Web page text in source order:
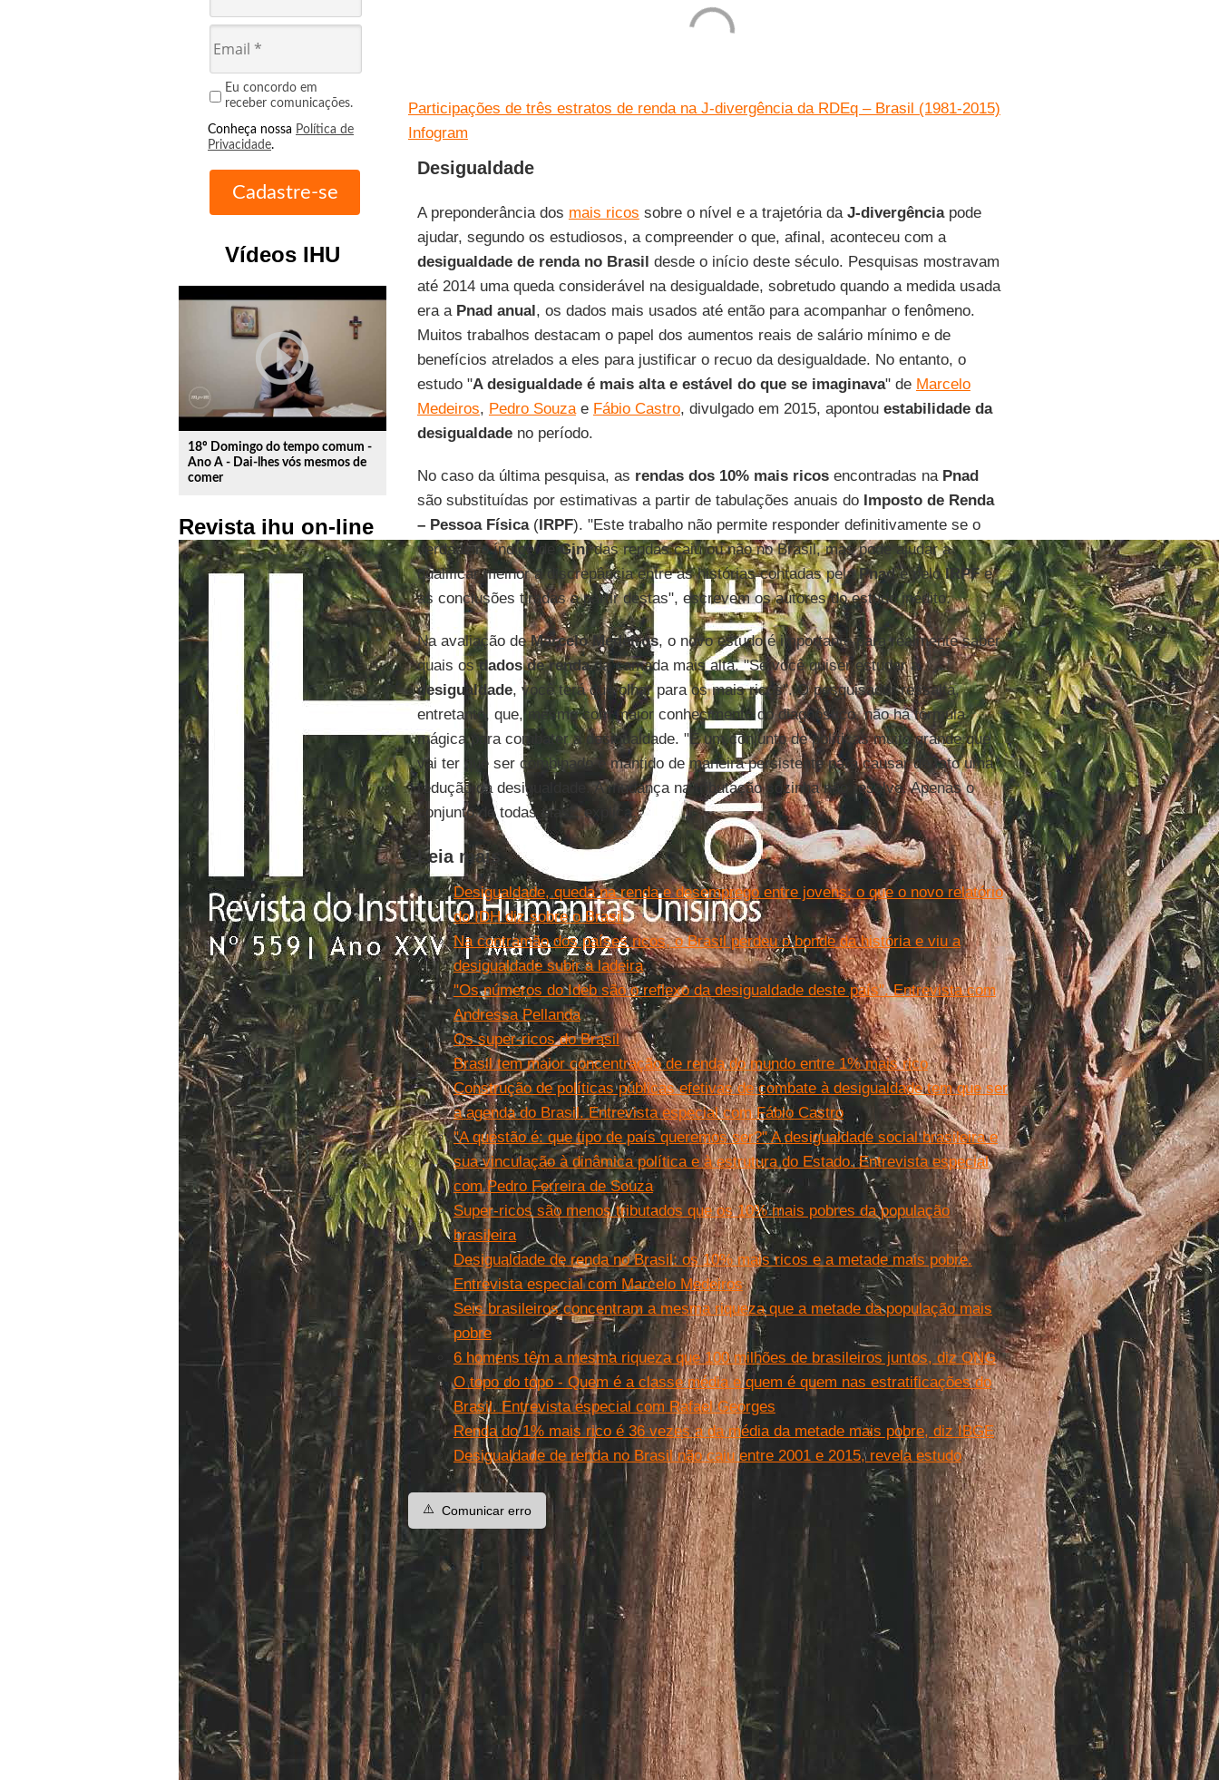
Eu concordo em
receber comunicações.
Conheça nossa Política de
Privacidade.
Vídeos IHU
play_circle_outline
18º Domingo do tempo comum -
Ano A - Dai-lhes vós mesmos de
comer
Revista ihu on-line
Participações de três estratos de renda na J-divergência da RDEq – Brasil (1981-2015)
Infogram
Desigualdade
A preponderância dos mais ricos sobre o nível e a trajetória da J-divergênciapode
ajudar, segundo os estudiosos, a compreender o que, afinal, aconteceu com a
desigualdade de renda no Brasil desde o início deste século. Pesquisas mostravam
até 2014 uma queda considerável na desigualdade, sobretudo quando a medida usada
era a Pnad anual, os dados mais usados até então para acompanhar o fenômeno.
Muitos trabalhos destacam o papel dos aumentos reais de salário mínimo e de
benefícios atrelados a eles para justificar o recuo da desigualdade. No entanto, o
estudo "A desigualdade é mais alta e estável do que se imaginava" de Marcelo
Medeiros, Pedro Souzae Fábio Castro, divulgado em 2015, apontou estabilidade da
desigualdadeno período.
No caso da última pesquisa, as rendas dos 10% mais ricosencontradas na Pnad
são substituídas por estimativas a partir de tabulações anuais do Imposto de Renda
– Pessoa Física(IRPF). "Este trabalho não permite responder definitivamente se o
verdadeiro índice deGinidas rendas caiu ou não no Brasil, mas pode ajudar a
qualificar melhor a discrepância entre as histórias contadas pelaPnade peloIRPFe
as conclusões tiradas a partir destas", escrevem os autores do estudo inédito.
Na avaliação deMarcelo Medeiros, o novo estudo é importante para realmente saber
quais osdados de rendada camada mais alta. "Se você quiser estudar a
desigualdade, você terá que olhar para os mais ricos". O pesquisador ressalta,
entretanto, que, mesmo com maior conhecimento do diagnóstico, não há fórmula
mágica para combater a desigualdade. "É um conjunto de políticas muito grande que
vai ter que ser combinado e mantido de maneira persistente para causar de fato uma
redução da desigualdade. A mudança na tributação sozinha não resolve. Apenas o
conjunto de todas elas", explica.
Leia mais
Desigualdade, queda na renda e desemprego entre jovens: o que o novo relatório
do IDH diz sobre o Brasil
Na contramão dos países ricos, o Brasil perdeu o bonde da história e viu a
desigualdade subir a ladeira
"Os números do Ideb são o reflexo da desigualdade deste país". Entrevista com
Andressa Pellanda
Os super-ricos do Brasil
Brasil tem maior concentração de renda do mundo entre 1% mais rico
Construção de políticas públicas efetivas de combate à desigualdade tem que ser
a agenda do Brasil. Entrevista especial com Fábio Castro
"A questão é: que tipo de país queremos ser?" A desigualdade social brasileira e
sua vinculação à dinâmica política e à estrutura do Estado. Entrevista especial
com Pedro Ferreira de Souza
Super-ricos são menos tributados que os 10% mais pobres da população
brasileira
Desigualdade de renda no Brasil: os 10% mais ricos e a metade mais pobre.
Entrevista especial com Marcelo Medeiros
Seis brasileiros concentram a mesma riqueza que a metade da população mais
pobre
6 homens têm a mesma riqueza que 100 milhões de brasileiros juntos, diz ONG
O topo do topo - Quem é a classe média e quem é quem nas estratificações do
Brasil. Entrevista especial com Rafael Georges
Renda do 1% mais rico é 36 vezes a da média da metade mais pobre, diz IBGE
Desigualdade de renda no Brasil não caiu entre 2001 e 2015, revela estudo
⚠️ Comunicar erro